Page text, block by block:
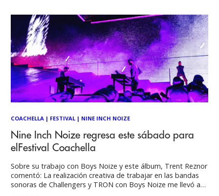
COACHELLA | FESTIVAL | NINE INCH NOIZE
Nine Inch Noize regresa este sábado para
elFestival Coachella
Sobre su trabajo con Boys Noize y este álbum, Trent Reznor
comentó: La realización creativa de trabajar en las bandas
sonoras de Challengers y TRON con Boys Noize me llevó a